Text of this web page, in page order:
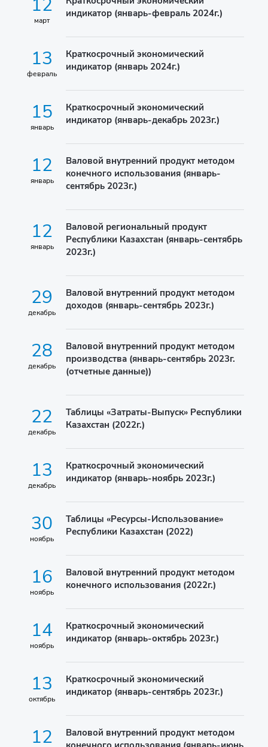
12
март
индикатор (январь-февраль 2024г.)
13
февраль
Краткосрочный экономический
индикатор (январь 2024г.)
15
январь
Краткосрочный экономический
индикатор (январь-декабрь 2023г.)
12
январь
Валовой внутренний продукт методом
конечного использования (январь-
сентябрь 2023г.)
12
январь
Валовой региональный продукт
Республики Казахстан (январь-сентябрь
2023г.)
29
декабрь
Валовой внутренний продукт методом
доходов (январь-сентябрь 2023г.)
28
декабрь
Валовой внутренний продукт методом
производства (январь-сентябрь 2023г.
(отчетные данные))
22
декабрь
Таблицы «Затраты-Выпуск» Республики
Казахстан (2022г.)
13
декабрь
Краткосрочный экономический
индикатор (январь-ноябрь 2023г.)
30
ноябрь
Таблицы «Ресурсы-Использование»
Республики Казахстан (2022)
16
ноябрь
Валовой внутренний продукт методом
конечного использования (2022г.)
14
ноябрь
Краткосрочный экономический
индикатор (январь-октябрь 2023г.)
13
октябрь
Краткосрочный экономический
индикатор (январь-сентябрь 2023г.)
12
Валовой внутренний продукт методом